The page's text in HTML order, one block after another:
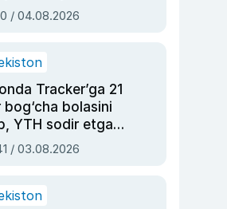
boshqara
qolishidan xavotir
/ 04.08.2026
Tracker’ga 21
bog‘cha bolasini
YTH sodir etgan
sud hukmi o‘qildi
/ 03.08.2026